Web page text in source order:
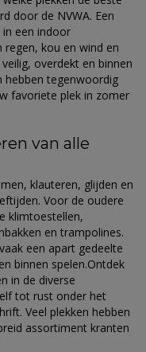
door de NVWA. Een
in een indoor
regen, kou en wind en
overdekt en binnen
hebben tegenwoordig
favoriete plek in zomer
van alle
klauteren, glijden en
Voor de oudere
klimtoestellen,
en trampolines.
een apart gedeelte
binnen spelen.Ontdek
in de diverse
tot rust onder het
Veel plekken hebben
assortiment kranten